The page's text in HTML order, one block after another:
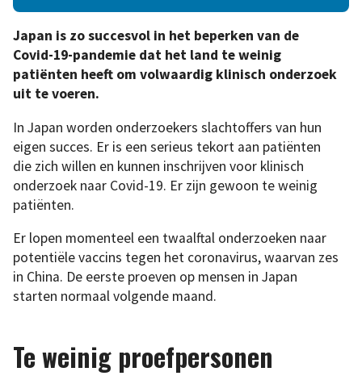
Japan is zo succesvol in het beperken van de
Covid-19-pandemie dat het land te weinig
patiënten heeft om volwaardig klinisch onderzoek
uit te voeren.
In Japan worden onderzoekers slachtoffers van hun
eigen succes. Er is een serieus tekort aan patiënten
die zich willen en kunnen inschrijven voor klinisch
onderzoek naar Covid-19. Er zijn gewoon te weinig
patiënten.
Er lopen momenteel een twaalftal onderzoeken naar
potentiële vaccins tegen het coronavirus, waarvan zes
in China. De eerste proeven op mensen in Japan
starten normaal volgende maand.
Te weinig proefpersonen